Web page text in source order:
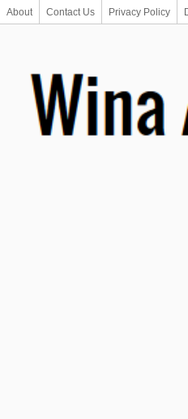
About Contact Us Privacy Policy